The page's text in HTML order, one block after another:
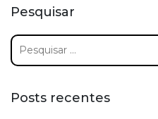
Pesquisar
Pesquisar
por:
Posts recentes